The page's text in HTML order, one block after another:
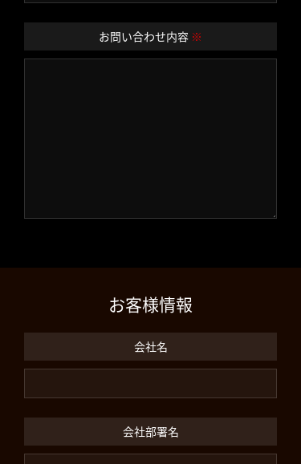
お問い合わせ内容 ※
お客様情報
会社名
会社部署名